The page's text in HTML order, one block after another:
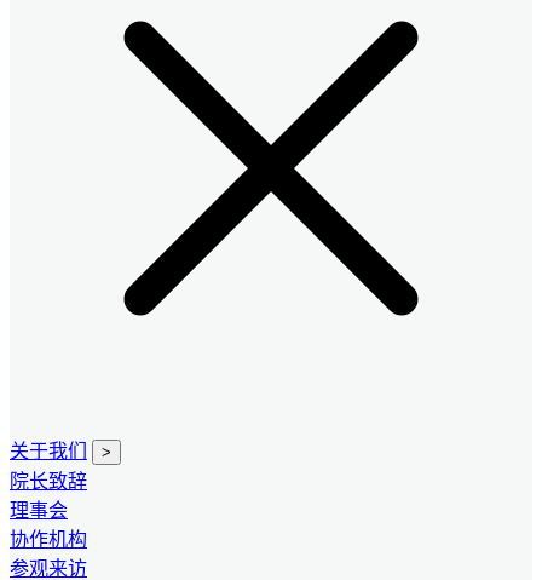
关于我们 >
院长致辞
理事会
协作机构
参观来访